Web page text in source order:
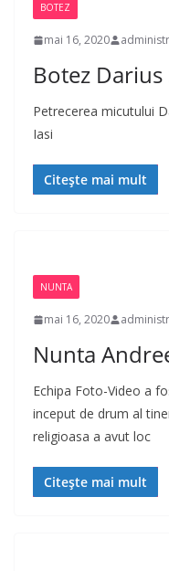
BOTEZ
mai 16, 2020
Botez Darius
Petrecerea micutului
Iasi
Citește mai mult
NUNTA
mai 16, 2020
Nunta
Echipa Foto-Video a
inceput de drum al
religioasa a avut loc
Citește mai mult